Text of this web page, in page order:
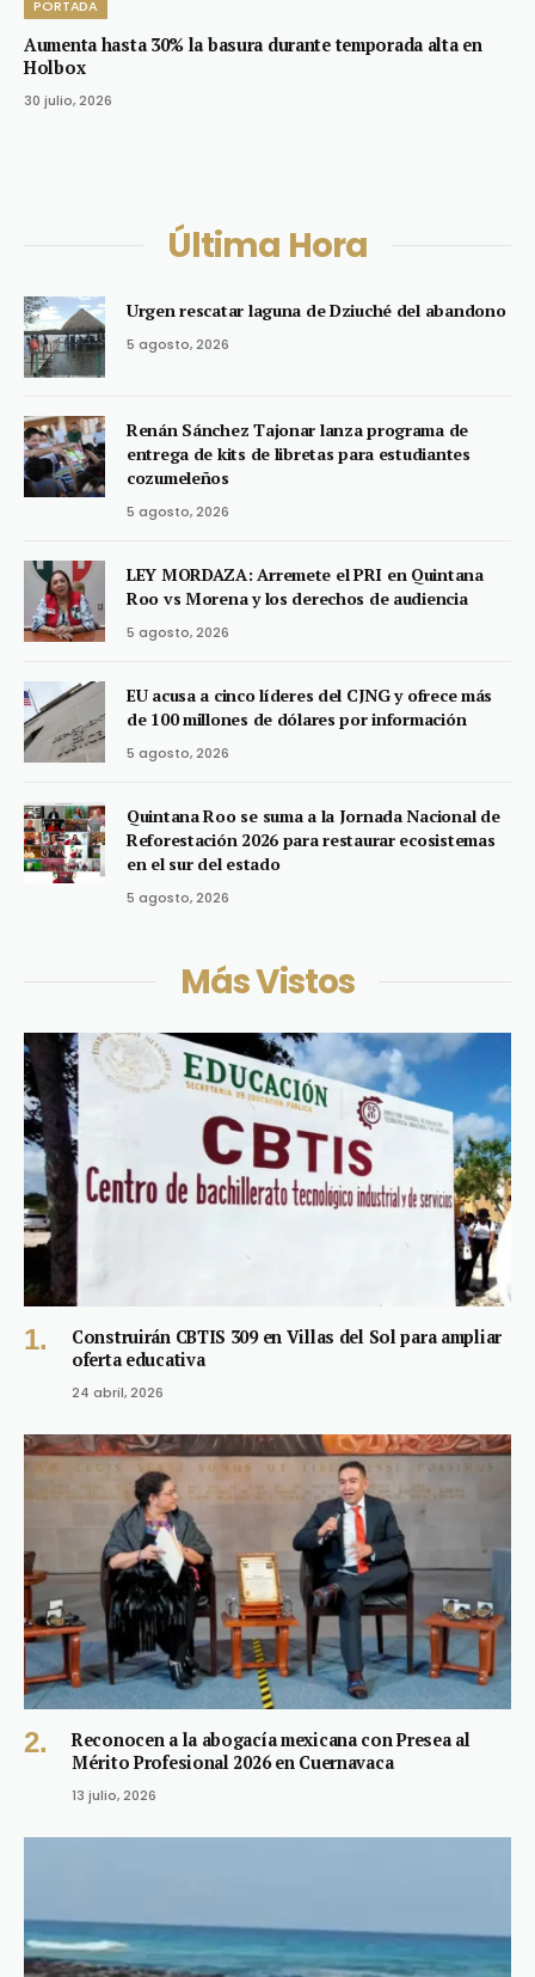
PORTADA
Aumenta hasta 30% la basura durante temporada alta en
Holbox
30 julio, 2026
Última Hora
Urgen rescatar laguna de Dziuché del abandono
5 agosto, 2026
Renán Sánchez Tajonar lanza programa de
entrega de kits de libretas para estudiantes
cozumeleños
5 agosto, 2026
LEY MORDAZA: Arremete el PRI en Quintana
Roo vs Morena y los derechos de audiencia
5 agosto, 2026
EU acusa a cinco líderes del CJNG y ofrece más
de 100 millones de dólares por información
5 agosto, 2026
Quintana Roo se suma a la Jornada Nacional de
Reforestación 2026 para restaurar ecosistemas
en el sur del estado
5 agosto, 2026
Más Vistos
Construirán CBTIS 309 en Villas del Sol para ampliar
oferta educativa
24 abril, 2026
Reconocen a la abogacía mexicana con Presea al
Mérito Profesional 2026 en Cuernavaca
13 julio, 2026